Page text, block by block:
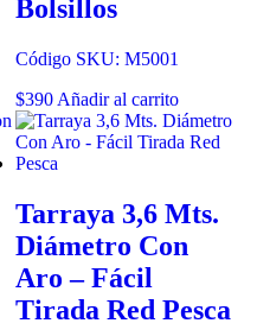
Bolsillos
Código SKU: M5001
$390 Añadir al carrito
Tarraya 3,6 Mts.
Diámetro Con
Aro – Fácil
Tirada Red Pesca